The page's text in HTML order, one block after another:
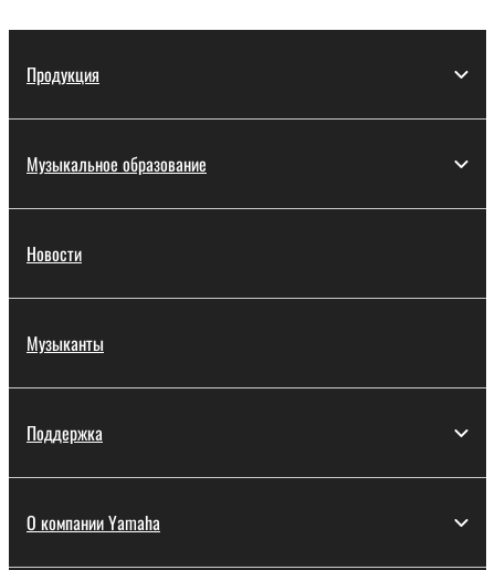
Продукция
Музыкальное образование
Новости
Музыканты
Поддержка
О компании Yamaha